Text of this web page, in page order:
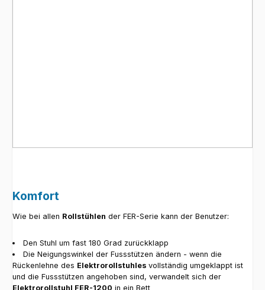
Komfort
Wie bei allen Rollstühlen der FER-Serie kann der Benutzer:
Den Stuhl um fast 180 Grad zurückklapp
Die Neigungswinkel der Fussstützen ändern - wenn die
Rückenlehne des Elektrorollstuhles vollständig umgeklappt ist
und die Fussstützen angehoben sind, verwandelt sich der
Elektrorollstuhl FER-1200 in ein Bett